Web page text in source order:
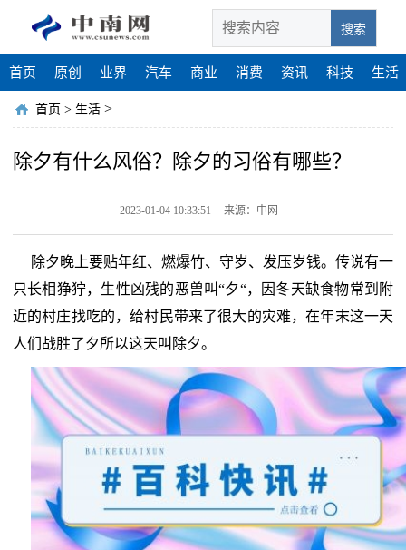
搜索
首页 原创 业界 汽车 商业 消费 资讯 科技 生活
首页 > 生活 >
除夕有什么风俗？除夕的习俗有哪些？
2023-01-04 10:33:51 来源：中网
除夕晚上要贴年红、燃爆竹、守岁、发压岁钱。传说有一
只长相狰狞，生性凶残的恶兽叫“夕“，因冬天缺食物常到附
近的村庄找吃的，给村民带来了很大的灾难，在年末这一天
人们战胜了夕所以这天叫除夕。